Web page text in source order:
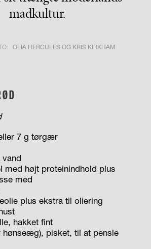
madkultur.
OLIA HERCULES OG KRIS KIRKHAM
7 g tørgær
med højt proteinindhold plus
med
plus ekstra til oliering
hakket fint
hønseæg), pisket, til at pensle